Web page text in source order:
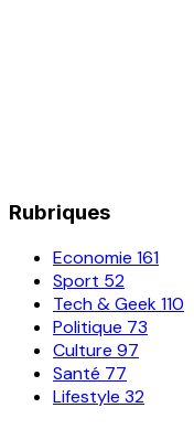
Rubriques
Economie 161
Sport 52
Tech & Geek110
Politique 73
Culture 97
Santé 77
Lifestyle 32